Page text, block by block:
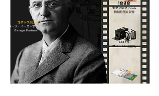
コダック創設者
ジョージ・イーストマン
George Eastman
2016
4PASS
フィルム印画技術
1888
モダンなフィルム
初期形態の製作